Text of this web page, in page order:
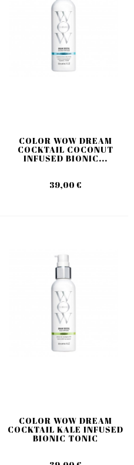
COLOR WOW DREAM
COCKTAIL COCONUT
INFUSED BIONIC...
39,00 €
COLOR WOW DREAM
COCKTAIL KALE INFUSED
BIONIC TONIC